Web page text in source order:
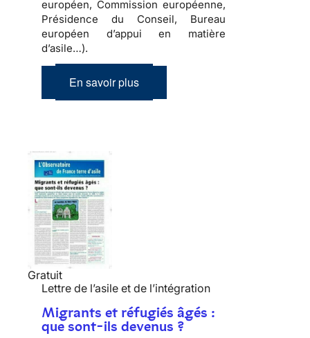
européen, Commission européenne,
Présidence du Conseil, Bureau
européen d’appui en matière
d’asile…).
En savoir plus
Gratuit
Lettre de l’asile et de l’intégration
Migrants et réfugiés âgés :
que sont-ils devenus ?